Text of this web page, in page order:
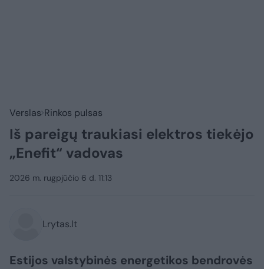
Verslas Rinkos pulsas
Iš pareigų traukiasi elektros tiekėjo
„Enefit“ vadovas
2026 m. rugpjūčio 6 d. 11:13
Lrytas.lt
Estijos valstybinės energetikos bendrovės